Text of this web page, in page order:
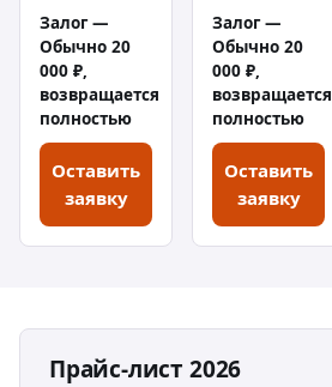
Залог —
Обычно 20
000 ₽,
возвращается
полностью
Оставить
заявку
Залог —
Обычно 20
000 ₽,
возвращается
полностью
Оставить
заявку
Прайс-лист 2026